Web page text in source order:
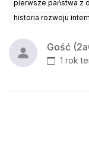
pierwsze państwa z
historia rozwoju
Gość
1 rok